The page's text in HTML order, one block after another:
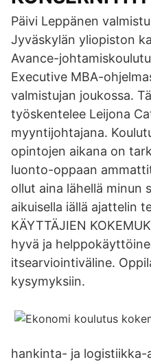
Päivi Leppänen
Jyväskylän yliopiston
Avance-
Executive MBA-
valmistujan joukossa.
työskentelee Leijona
myyntijohtajana.
opintojen aikana on
luonto-oppaan
ollut aina lähellä minun
aikuisella iällä ajattelin
KÄYTTÄJIEN
hyvä ja
itsearviointiväline.
kysymyksiin.
hankinta- ja